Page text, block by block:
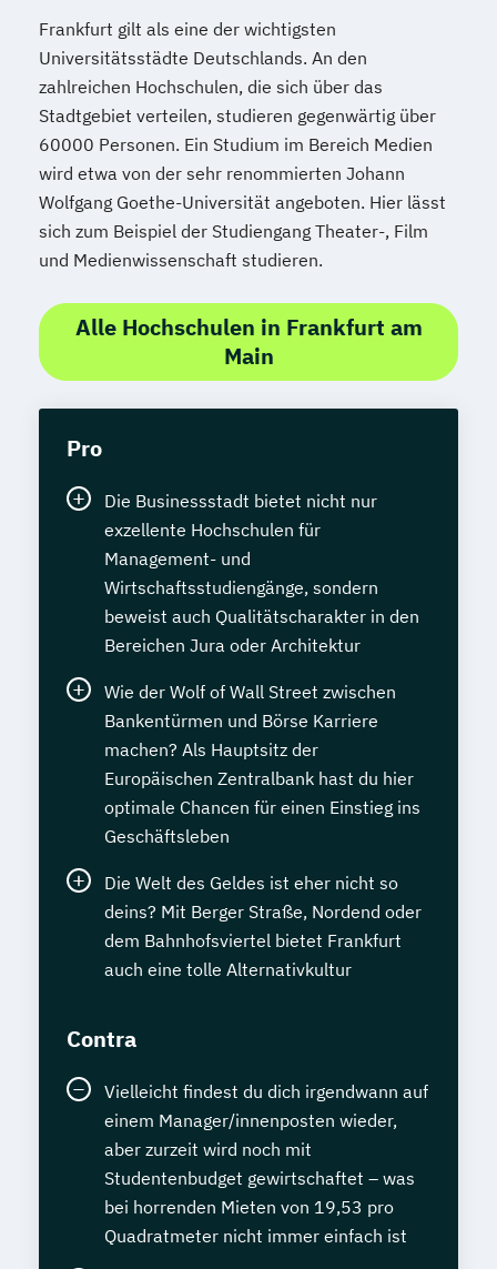
Frankfurt gilt als eine der wichtigsten
Universitätsstädte Deutschlands. An den
zahlreichen Hochschulen, die sich über das
Stadtgebiet verteilen, studieren gegenwärtig über
60000 Personen. Ein Studium im Bereich Medien
wird etwa von der sehr renommierten Johann
Wolfgang Goethe-Universität angeboten. Hier lässt
sich zum Beispiel der Studiengang Theater-, Film
und Medienwissenschaft studieren.
Alle Hochschulen in Frankfurt am
Main
Pro
Die Businessstadt bietet nicht nur
exzellente Hochschulen für
Management- und
Wirtschaftsstudiengänge, sondern
beweist auch Qualitätscharakter in den
Bereichen Jura oder Architektur
Wie der Wolf of Wall Street zwischen
Bankentürmen und Börse Karriere
machen? Als Hauptsitz der
Europäischen Zentralbank hast du hier
optimale Chancen für einen Einstieg ins
Geschäftsleben
Die Welt des Geldes ist eher nicht so
deins? Mit Berger Straße, Nordend oder
dem Bahnhofsviertel bietet Frankfurt
auch eine tolle Alternativkultur
Contra
Vielleicht findest du dich irgendwann auf
einem Manager/innenposten wieder,
aber zurzeit wird noch mit
Studentenbudget gewirtschaftet – was
bei horrenden Mieten von 19,53 pro
Quadratmeter nicht immer einfach ist